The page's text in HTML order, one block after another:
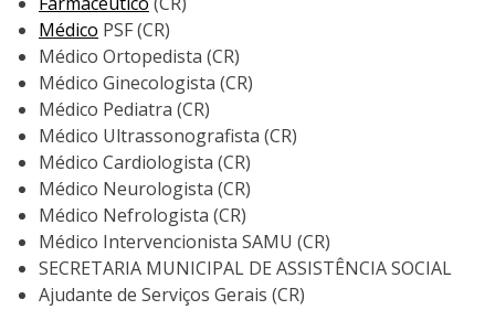
Médico PSF (CR)
Médico Ortopedista (CR)
Médico Ginecologista (CR)
Médico Pediatra (CR)
Médico Ultrassonografista (CR)
Médico Cardiologista (CR)
Médico Neurologista (CR)
Médico Nefrologista (CR)
Médico Intervencionista SAMU (CR)
SECRETARIA MUNICIPAL DE ASSISTÊNCIA SOCIAL
Ajudante de Serviços Gerais (CR)